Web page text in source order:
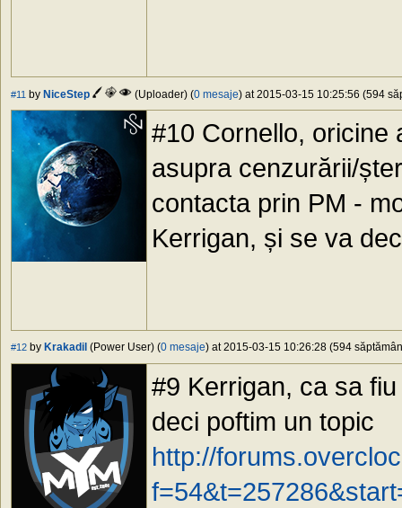
#11 by NiceStep (Uploader) (0 mesaje) at 2015-03-15 10:25:56 (594
#10 Cornello, oricine
asupra cenzurării/
contacta prin PM -
Kerrigan, și se va
#12 by Krakadil (Power User) (0 mesaje) at 2015-03-15 10:26:28 (594
#9 Kerrigan, ca sa
deci poftim un topic
http://